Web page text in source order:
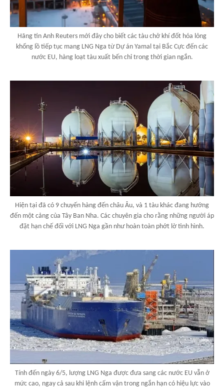
Hãng tin Anh Reuters mới đây cho biết các tàu chở khí đốt hóa lỏng
khổng lồ tiếp tục mang LNG Nga từ Dự án Yamal tại Bắc Cực đến các
nước EU, hàng loạt tàu xuất bến chỉ trong thời gian ngắn.
Hiện tại đã có 9 chuyến hàng đến châu Âu, và 1 tàu khác đang hướng
đến một cảng của Tây Ban Nha. Các chuyên gia cho rằng những người áp
đặt hạn chế đối với LNG Nga gần như hoàn toàn phớt lờ tình hình.
Tính đến ngày 6/5, lượng LNG Nga được đưa sang các nước EU vẫn ở
mức cao, ngay cả sau khi lệnh cấm vận trong ngắn hạn có hiệu lực vào